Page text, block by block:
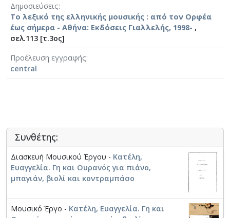
Δημοσιεύσεις
Το λεξικό της ελληνικής μουσικής : από τον Ορφέα
έως σήμερα - Αθήνα: Εκδόσεις Γιαλλελής, 1998- ,
σελ.113 [τ.3ος]
Προέλευση εγγραφής
central
Συνθέτης:
Διασκευή Μουσικού Έργου - Κατέλη,
Ευαγγελία. Γη και Ουρανός για πιάνο,
μπαγιάν, βιολί και κοντραμπάσο
Μουσικό Έργο - Κατέλη, Ευαγγελία. Γη και